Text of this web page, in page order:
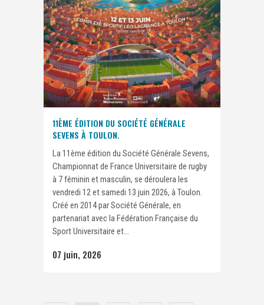
11ÈME ÉDITION DU SOCIÉTÉ GÉNÉRALE
SEVENS À TOULON.
La 11ème édition du Société Générale Sevens,
Championnat de France Universitaire de rugby
à 7 féminin et masculin, se déroulera les
vendredi 12 et samedi 13 juin 2026, à Toulon.
Créé en 2014 par Société Générale, en
partenariat avec la Fédération Française du
Sport Universitaire et...
07 juin, 2026